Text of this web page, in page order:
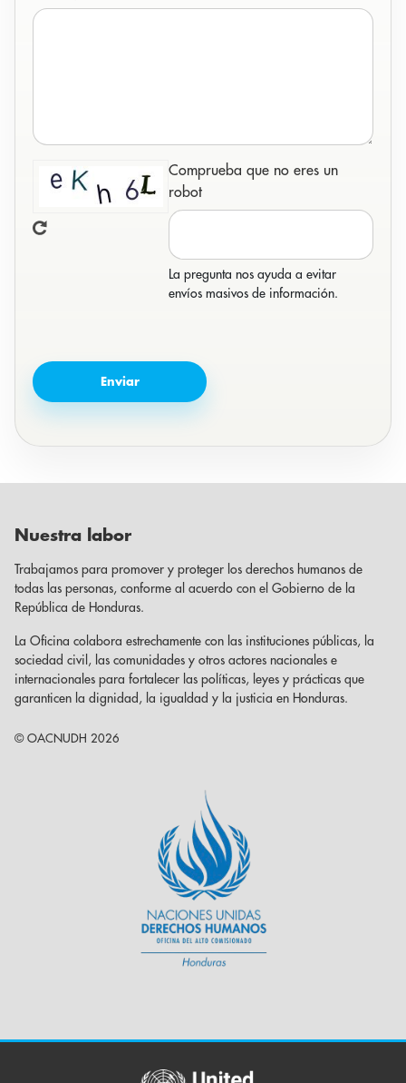
Comprueba que no eres un
robot
La pregunta nos ayuda a evitar
envíos masivos de información.
Nuestra labor
Trabajamos para promover y proteger los derechos humanos de
todas las personas, conforme al acuerdo con el Gobierno de la
República de Honduras.
La Oficina colabora estrechamente con las instituciones públicas, la
sociedad civil, las comunidades y otros actores nacionales e
internacionales para fortalecer las políticas, leyes y prácticas que
garanticen la dignidad, la igualdad y la justicia en Honduras.
© OACNUDH 2026